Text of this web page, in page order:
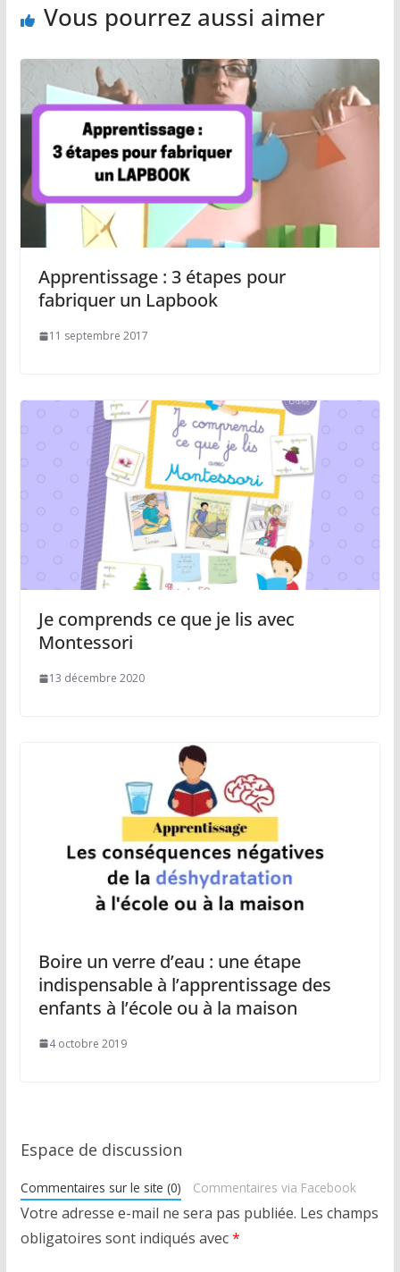
Vous pourrez aussi aimer
Apprentissage : 3 étapes pour
fabriquer un Lapbook
11 septembre 2017
Je comprends ce que je lis avec
Montessori
13 décembre 2020
Boire un verre d’eau : une étape
indispensable à l’apprentissage des
enfants à l’école ou à la maison
4 octobre 2019
Espace de discussion
Commentaires sur le site (0) Commentaires via Facebook
Votre adresse e-mail ne sera pas publiée. Les champs
obligatoires sont indiqués avec*